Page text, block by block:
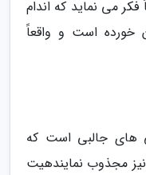
می نماید که اندام
خورده است و واقعاً
های جالبی است که
مجذوب نمایندهیت